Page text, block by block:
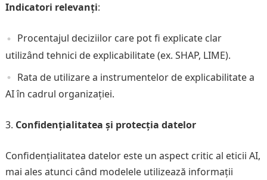
Indicatori relevanți:
Procentajul deciziilor care pot fi explicate clar
utilizând tehnici de explicabilitate (ex. SHAP, LIME).
Rata de utilizare a instrumentelor de explicabilitate a
AI în cadrul organizației.
Confidențialitatea și protecția datelor
Confidențialitatea datelor este un aspect critic al eticii AI,
mai ales atunci când modelele utilizează informații